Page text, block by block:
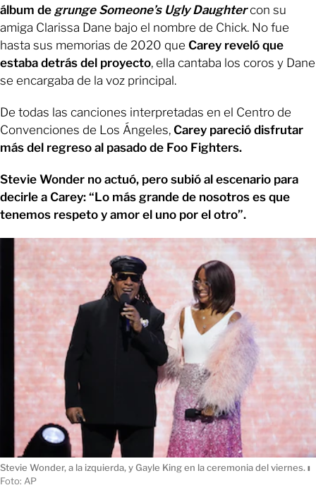
álbum de grunge Someone’s Ugly Daughter con su
amiga Clarissa Dane bajo el nombre de Chick. No fue
hasta sus memorias de 2020 que Carey reveló que
estaba detrás del proyecto, ella cantaba los coros y Dane
se encargaba de la voz principal.
De todas las canciones interpretadas en el Centro de
Convenciones de Los Ángeles, Carey pareció disfrutar
más del regreso al pasado de Foo Fighters.
Stevie Wonder no actuó, pero subió al escenario para
decirle a Carey: “Lo más grande de nosotros es que
tenemos respeto y amor el uno por el otro”.
Stevie Wonder, a la izquierda, y Gayle King en la ceremonia del viernes. ı
Foto: AP